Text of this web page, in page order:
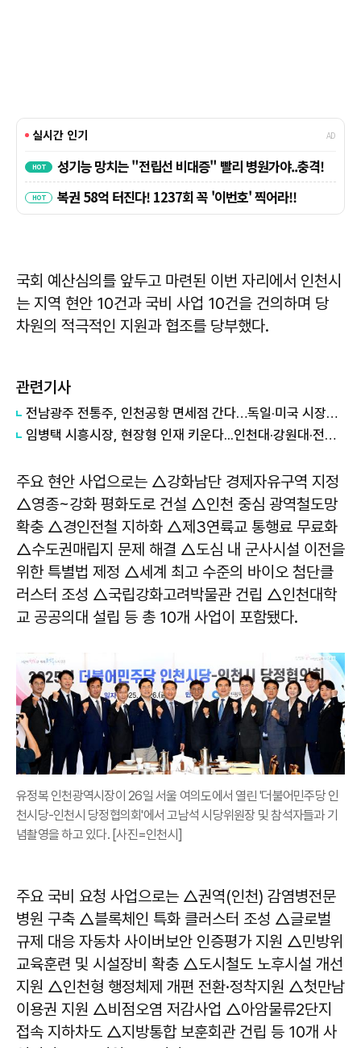
국회 예산심의를 앞두고 마련된 이번 자리에서 인천시
는 지역 현안 10건과 국비 사업 10건을 건의하며 당
차원의 적극적인 지원과 협조를 당부했다.
관련기사
전남광주 전통주, 인천공항 면세점 간다…독일·미국 시장도 '노크'
임병택 시흥시장, 현장형 인재 키운다...인천대·강원대·전남대 등 학생 시흥서 바이오 실습
주요 현안 사업으로는 △강화남단 경제자유구역 지정
△영종~강화 평화도로 건설 △인천 중심 광역철도망
확충 △경인전철 지하화 △제3연륙교 통행료 무료화
△수도권매립지 문제 해결 △도심 내 군사시설 이전을
위한 특별법 제정 △세계 최고 수준의 바이오 첨단클
러스터 조성 △국립강화고려박물관 건립 △인천대학
교 공공의대 설립 등 총 10개 사업이 포함됐다.
유정복 인천광역시장이 26일 서울 여의도에서 열린 '더불어민주당 인
천시당-인천시 당정협의회'에서 고남석 시당위원장 및 참석자들과 기
념촬영을 하고 있다. [사진=인천시]
주요 국비 요청 사업으로는 △권역(인천) 감염병전문
병원 구축 △블록체인 특화 클러스터 조성 △글로벌
규제 대응 자동차 사이버보안 인증평가 지원 △민방위
교육훈련 및 시설장비 확충 △도시철도 노후시설 개선
지원 △인천형 행정체제 개편 전환·정착지원 △첫만남
이용권 지원 △비점오염 저감사업 △아암물류2단지
접속 지하차도 △지방통합 보훈회관 건립 등 10개 사